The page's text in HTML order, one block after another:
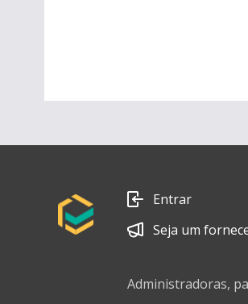
Entrar
Seja um
Administradoras,